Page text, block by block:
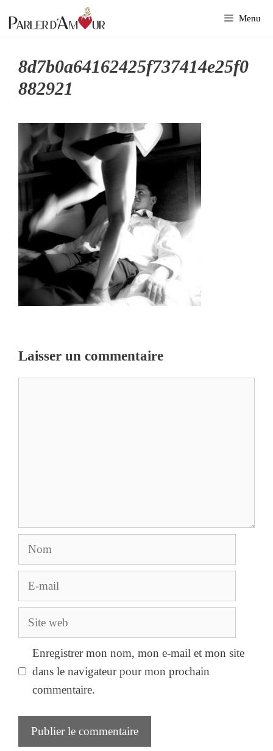
au
Menu
8d7b0a64162425f737414e25f0
882921
Laisser un commentaire
Nom
E-
Site
Enregistrer mon nom, mon e-mail et mon site
dans le navigateur pour mon prochain
commentaire.